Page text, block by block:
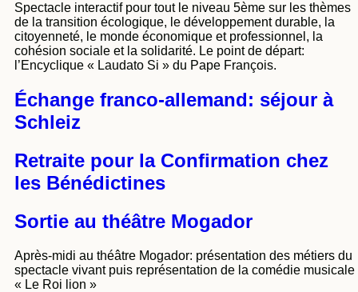
Spectacle interactif pour tout le niveau 5ème sur les thèmes
de la transition écologique, le développement durable, la
citoyenneté, le monde économique et professionnel, la
cohésion sociale et la solidarité. Le point de départ:
l’Encyclique « Laudato Si » du Pape François.
Échange franco-allemand: séjour à
Schleiz
Retraite pour la Confirmation chez
les Bénédictines
Sortie au théâtre Mogador
Après-midi au théâtre Mogador: présentation des métiers du
spectacle vivant puis représentation de la comédie musicale
« Le Roi lion »